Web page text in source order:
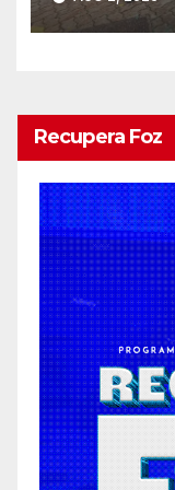
Recupera Foz